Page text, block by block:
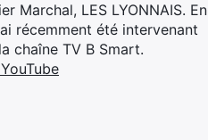
Marchal, LES LYONNAIS. En
récemment été intervenant
chaîne TV B Smart.